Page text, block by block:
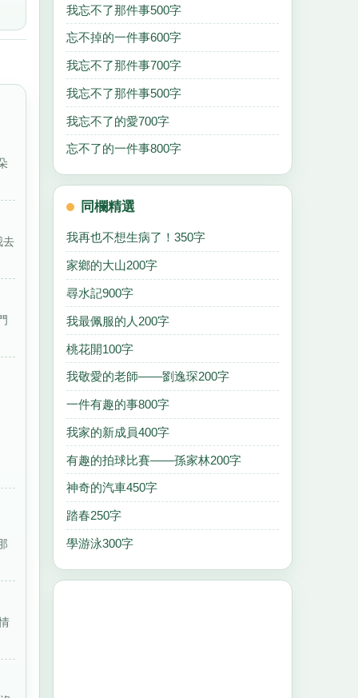
去
我忘不了那件事500字
忘不掉的一件事600字
我忘不了那件事700字
我忘不了那件事500字
我忘不了的愛700字
忘不了的一件事800字
同欄精選
我再也不想生病了！350字
家鄉的大山200字
尋水記900字
我最佩服的人200字
桃花開100字
我敬愛的老師——劉逸琛200字
一件有趣的事800字
我家的新成員400字
有趣的拍球比賽——孫家林200字
神奇的汽車450字
踏春250字
學游泳300字